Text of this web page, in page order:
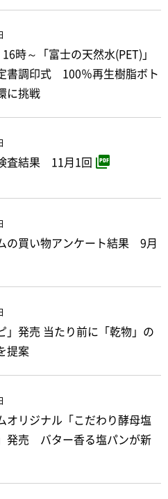
時～「富士の天然水(PET)」
書調印式 100％再生樹脂ボト
に挑戦
査結果 11月1回
の買い物アンケート結果 9月
」発売 当たり前に「乾物」の
提案
オリジナル「こだわり酵母塩
発売 バター香る塩パンが新